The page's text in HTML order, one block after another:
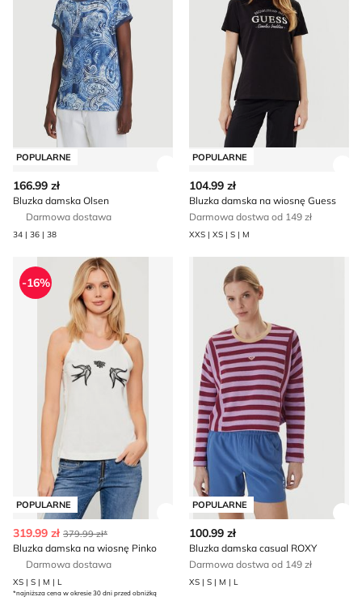
POPULARNE
166.99 zł
Bluzka damska Olsen
Darmowa dostawa
34 | 36 | 38
POPULARNE
104.99 zł
Bluzka damska na wiosnę Guess
Darmowa dostwa od 149 zł
XXS | XS | S | M
Bluzka damska na wiosnę Pinko
POPULARNE
-16%
Zobacz szczegóły produktu
319.99 zł 379.99 zł*
Bluzka damska na wiosnę Pinko
Darmowa dostawa
XS | S | M | L
*najniższa cena w okresie 30 dni przed obniżką
Bluzka damska casual ROXY
POPULARNE
100.99 zł
Bluzka damska casual ROXY
Darmowa dostwa od 149 zł
XS | S | M | L